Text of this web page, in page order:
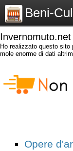
Beni-
Invernomuto.net
Ho realizzato questo sito
mole enorme di dati
Opere